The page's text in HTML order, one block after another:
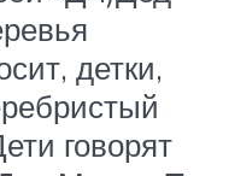
детки,
говорят